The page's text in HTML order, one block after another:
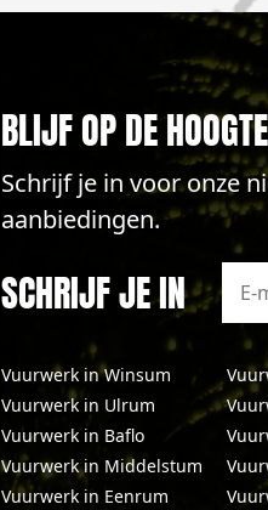
BLIJF OP DE HOOGTE
Schrijf je in voor onze
aanbiedingen.
SCHRIJF JE IN
Vuurwerk in Winsum
Vuurwerk in Ulrum
Vuurwerk in Baflo
Vuurwerk in Middelstum
Vuurwerk in Eenrum